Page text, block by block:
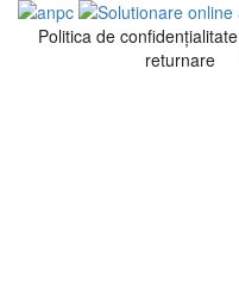
Politica de confidenţialitate
returnare